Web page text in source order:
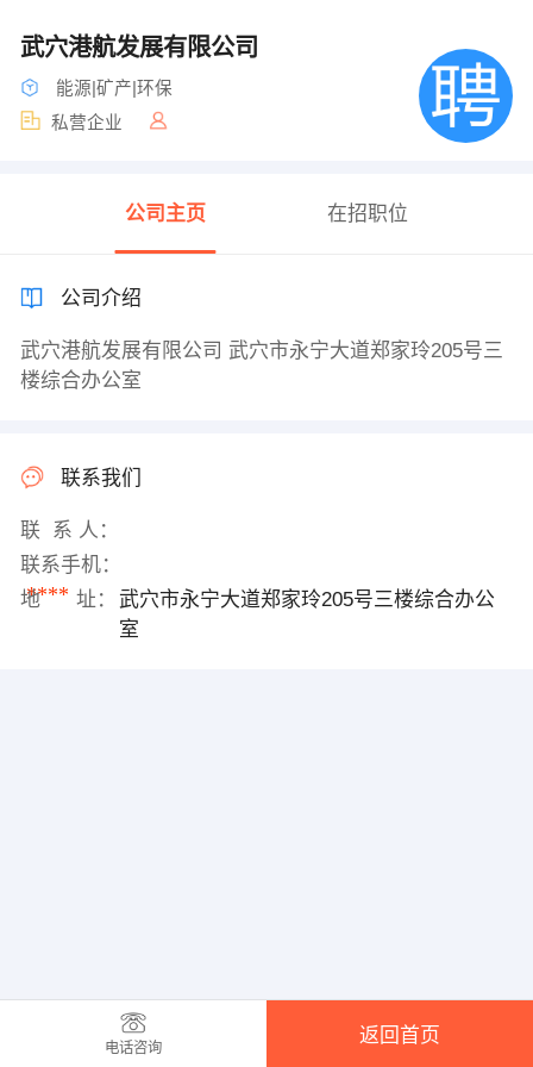
武穴港航发展有限公司
能源|矿产|环保
私营企业
公司主页 在招职位
公司介绍
武穴港航发展有限公司 武穴市永宁大道郑家玲205号三
楼综合办公室
联系我们
联 系 人：
联系手机：
****
地 址：
武穴市永宁大道郑家玲205号三楼综合办公
室
电话咨询
返回首页